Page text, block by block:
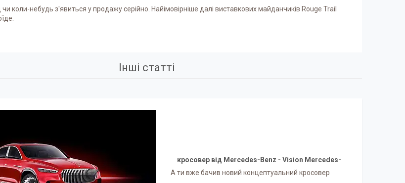
коли-небудь з'явиться у продажу серійно. Найімовірніше далі виставкових майданчиків Rouge Trail
Інші статті
кросовер від Mercedes-Benz - Vision Mercedes-
Maybach Ultimate Luxury.
А ти вже бачив новий концептуальний кросовер